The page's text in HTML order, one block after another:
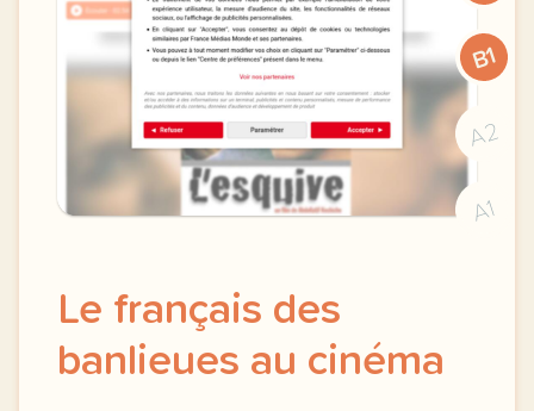
B1
A2
A1
Le français des
banlieues au cinéma